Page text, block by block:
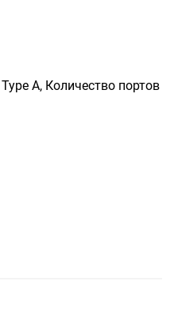
A, Количество портов